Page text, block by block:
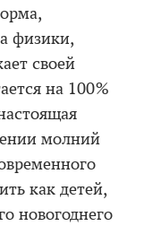
физики,
своей
на 100%
молний
как детей,
новогоднего